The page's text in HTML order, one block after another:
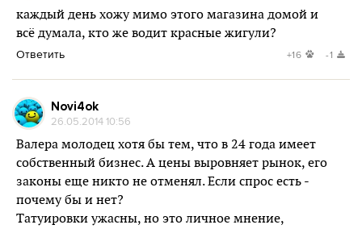
каждый день хожу мимо этого магазина домой и
всё думала, кто же водит красные жигули?
Ответить +16 -1
Novi4ok
26.05.2014 10:56
Валера молодец хотя бы тем, что в 24 года имеет
собственный бизнес. А цены выровняет рынок, его
законы еще никто не отменял. Если спрос есть -
почему бы и нет?
Татуировки ужасны, но это личное мнение,